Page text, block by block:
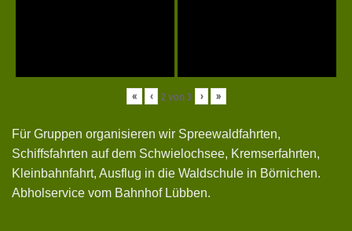
« ‹ 2von 3 › »
Für Gruppen organisieren wir Spreewaldfahrten,
Schiffsfahrten auf dem Schwielochsee, Kremserfahrten,
Kleinbahnfahrt, Ausflug in die Waldschule in Börnichen.
Abholservice vom Bahnhof Lübben.